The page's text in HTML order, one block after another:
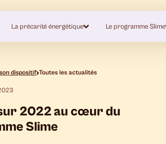
La précarité énergétique Le programme Slime
dispositif Toutes les actualités
2022 au cœur du
Slime